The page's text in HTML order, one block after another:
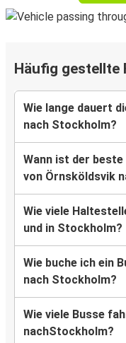
Häufig gestellte
Wie lange dauert
nach Stockholm?
Wann ist der
von Örnsköldsvik
Wie viele
und in Stockholm?
Wie buche ich ein
nach Stockholm?
Wie viele Busse
nachStockholm?